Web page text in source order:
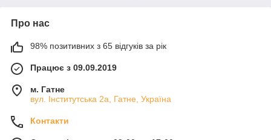
Про нас
98% позитивних з 65 відгуків за рік
Працює з 09.09.2019
м. Гатне
вул. Інститутська 2а, Гатне, Україна
Контакти